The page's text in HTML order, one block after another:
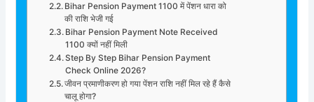
Bihar Pension Payment 1100 में पेंशन धारा को
की राशि भेजी गई
Bihar Pension Payment Note Received
1100 क्यों नहीं मिली
Step By Step Bihar Pension Payment
Check Online 2026?
जीवन प्रमाणीकरण हो गया पेंशन राशि नहीं मिल रहे हैं कैसे
चालू होगा?